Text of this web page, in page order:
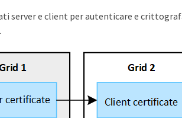
server e client per autenticare e